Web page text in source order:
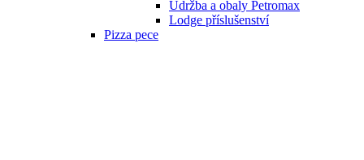
Údržba a obaly Petromax
Lodge příslušenství
Pizza pece